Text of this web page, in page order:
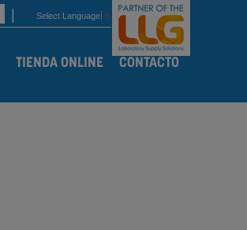
Select Language ▼
TIENDA ONLINE CONTACTO